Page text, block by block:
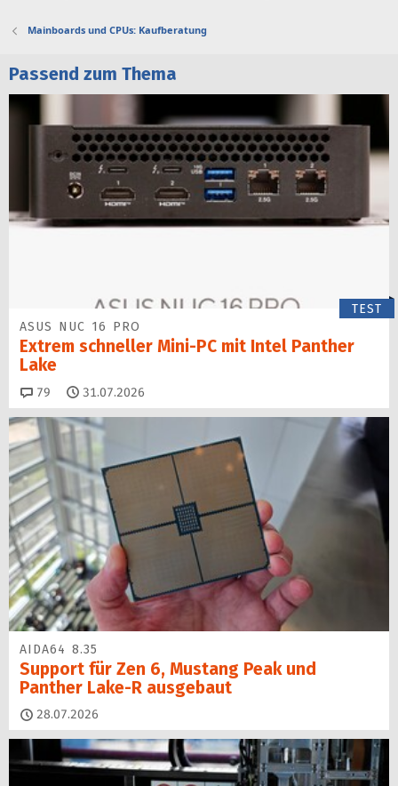
Mainboards und CPUs: Kaufberatung
Passend zum Thema
TEST
ASUS NUC 16 PRO
Extrem schneller Mini-PC mit Intel Panther
Lake
79 Kommentare
31.07.2026
AIDA64 8.35
Support für Zen 6, Mustang Peak und
Panther Lake-R ausgebaut
28.07.2026